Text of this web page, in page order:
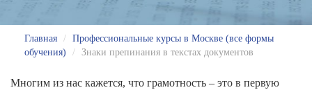
Главная / Профессиональные курсы в Москве (все формы
обучения)
/ Знаки препинания в текстах документов
Многим из нас кажется, что грамотность – это в первую